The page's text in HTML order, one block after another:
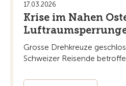
17.03.2026
Krise im Nahen
Grosse Drehkreuze
Schweizer Reisende